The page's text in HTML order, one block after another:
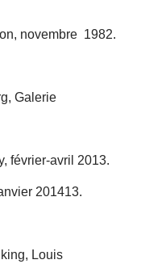
novembre 1982.
Galerie
février-avril 2013.
201413.
Louis